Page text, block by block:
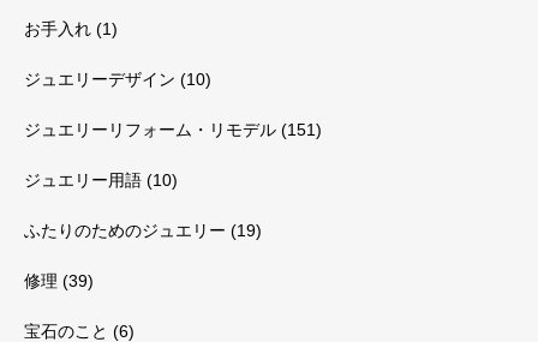
お手入れ (1)
ジュエリーデザイン (10)
ジュエリーリフォーム・リモデル (151)
ジュエリー用語 (10)
ふたりのためのジュエリー (19)
修理 (39)
宝石のこと (6)